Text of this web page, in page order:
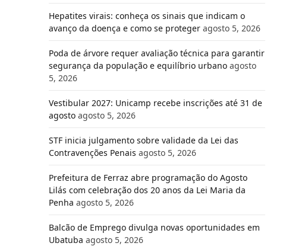
Hepatites virais: conheça os sinais que indicam o
avanço da doença e como se proteger agosto 5, 2026
Poda de árvore requer avaliação técnica para garantir
segurança da população e equilíbrio urbano agosto
5, 2026
Vestibular 2027: Unicamp recebe inscrições até 31 de
agosto agosto 5, 2026
STF inicia julgamento sobre validade da Lei das
Contravenções Penais agosto 5, 2026
Prefeitura de Ferraz abre programação do Agosto
Lilás com celebração dos 20 anos da Lei Maria da
Penha agosto 5, 2026
Balcão de Emprego divulga novas oportunidades em
Ubatuba agosto 5, 2026